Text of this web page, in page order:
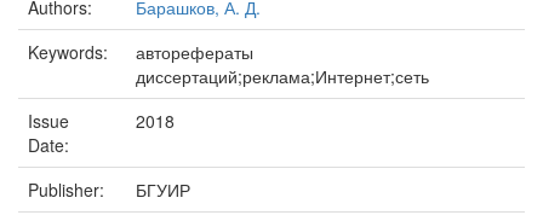
Authors:
Барашков, А. Д.
Keywords:
авторефераты
диссертаций;реклама;Интернет;сеть
Issue
Date:
2018
Publisher:
БГУИР